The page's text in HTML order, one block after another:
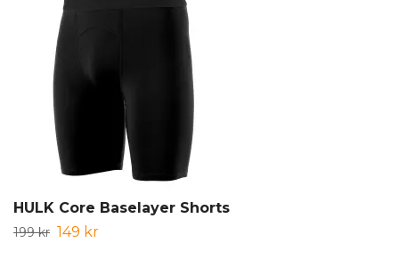
HULK Core Baselayer Shorts
199 kr 149 kr